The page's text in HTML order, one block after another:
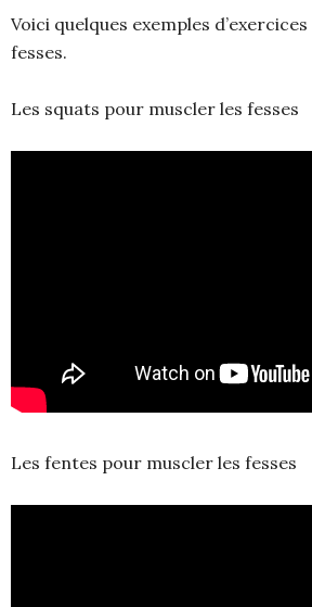
Voici quelques exemples
fesses.
Les squats pour muscler les fesses
Les fentes pour muscler les fesses